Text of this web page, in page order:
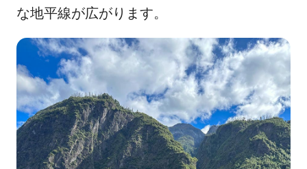
な地平線が広がります。